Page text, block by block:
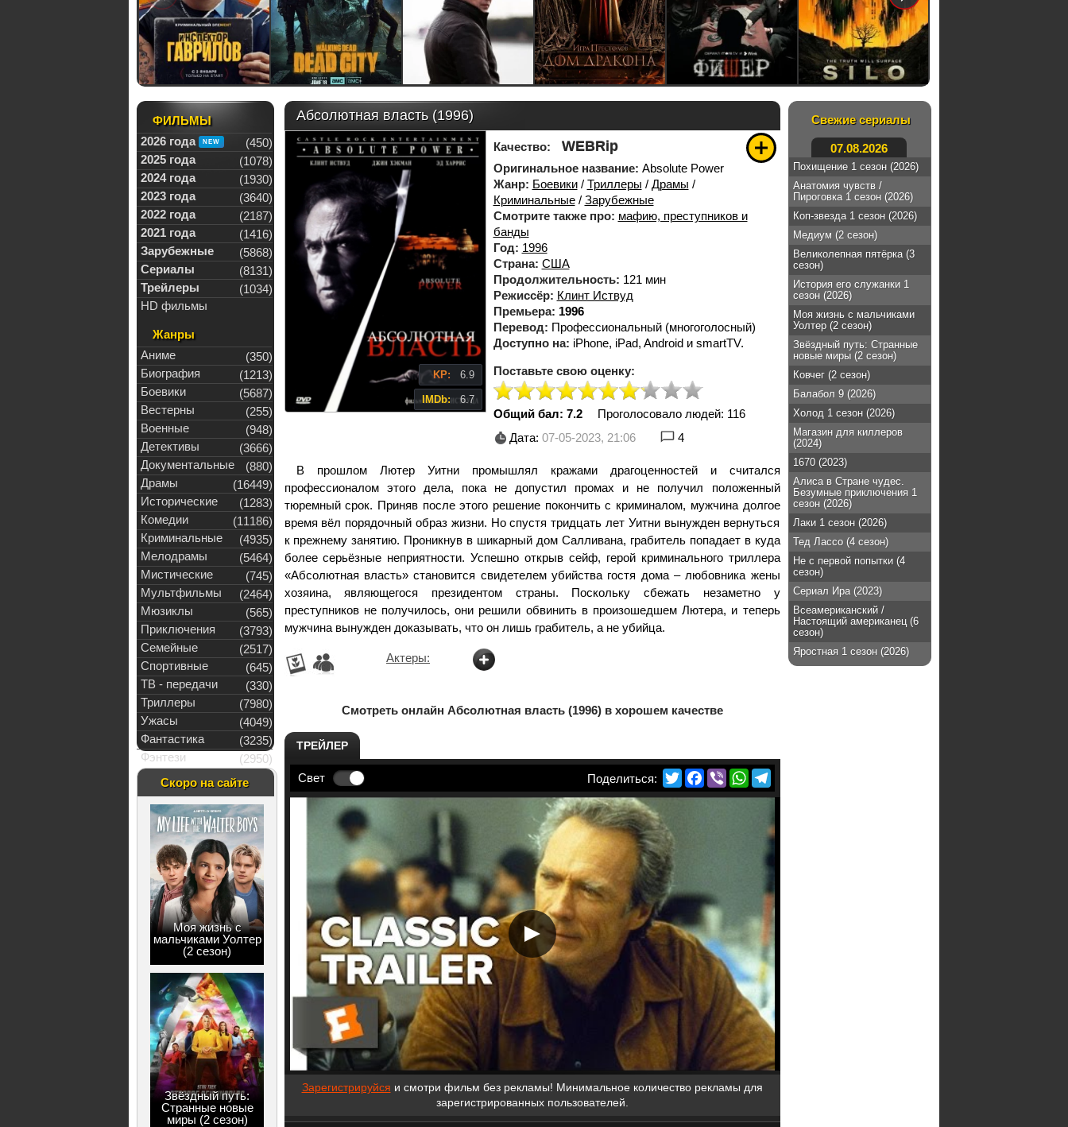
Абсолютная власть (1996)
KP: 6.9
IMDb: 6.7
Качество: WEBRip
Оригинальное название: Absolute Power
Жанр: Боевики/ Триллеры / Драмы /
Криминальные/ Зарубежные
Смотрите также про: мафию, преступников и
банды
Год: 1996
Страна: США
Продолжительность: 121 мин
Режиссёр: Клинт Иствуд
Премьера: 1996
Перевод: Профессиональный (многоголосный)
Доступно на: iPhone, iPad, Android и smartTV.
Поставьте свою оценку:
Общий бал: 7.2 Проголосовало людей: 116
Дата: 07-05-2023, 21:06 4
В прошлом Лютер Уитни промышлял кражами драгоценностей и считался
профессионалом этого дела, пока не допустил промах и не получил положенный
тюремный срок. Приняв после этого решение покончить с криминалом, мужчина долгое
время вёл порядочный образ жизни. Но спустя тридцать лет Уитни вынужден вернуться
к прежнему занятию. Проникнув в шикарный дом Салливана, грабитель попадает в куда
более серьёзные неприятности. Успешно открыв сейф, герой криминального триллера
«Абсолютная власть» становится свидетелем убийства гостя дома – любовника жены
хозяина, являющегося президентом страны. Поскольку сбежать незаметно у
преступников не получилось, они решили обвинить в произошедшем Лютера, и теперь
мужчина вынужден доказывать, что он лишь грабитель, а не убийца.
Актеры:
Смотреть онлайн Абсолютная власть (1996) в хорошем качестве
ТРЕЙЛЕР
Свет TwitterFacebook
ViberWhatsApp
Telegram
Зарегистрируйся и смотри фильм без рекламы! Минимальное количество рекламы для
зарегистрированных пользователей.
ФИЛЬМЫ
2026 года
(450)
2025 года
(1078)
2024 года
(1930)
2023 года
(3640)
2022 года
(2187)
2021 года
(1416)
Зарубежные
(5868)
Сериалы
(8131)
Трейлеры
(1034)
HD фильмы
Жанры
Аниме
(350)
Биография
(1213)
Боевики
(5687)
Вестерны
(255)
Военные
(948)
Детективы
(3666)
Документальные
(880)
Драмы
(16449)
Исторические
(1283)
Комедии
(11186)
Криминальные
(4935)
Мелодрамы
(5464)
Мистические
(745)
Мультфильмы
(2464)
Мюзиклы
(565)
Приключения
(3793)
Семейные
(2517)
Спортивные
(645)
ТВ - передачи
(330)
Триллеры
(7980)
Ужасы
(4049)
Фантастика
(3235)
Фэнтези
(2950)
Скоро на сайте
Моя жизнь с
мальчиками Уолтер
(2 сезон)
Звёздный путь:
Странные новые
миры (2 сезон)
Свежие сериалы
07.08.2026
Похищение 1 сезон (2026)
Анатомия чувств /
Пироговка 1 сезон (2026)
Коп-звезда 1 сезон (2026)
Медиум (2 сезон)
Великолепная пятёрка (3
сезон)
История его служанки 1
сезон (2026)
Моя жизнь с мальчиками
Уолтер (2 сезон)
Звёздный путь: Странные
новые миры (2 сезон)
Ковчег (2 сезон)
Балабол 9 (2026)
Холод 1 сезон (2026)
Магазин для киллеров
(2024)
1670 (2023)
Алиса в Стране чудес.
Безумные приключения 1
сезон (2026)
Лаки 1 сезон (2026)
Тед Лассо (4 сезон)
Не с первой попытки (4
сезон)
Сериал Ира (2023)
Всеамериканский /
Настоящий американец (6
сезон)
Яростная 1 сезон (2026)